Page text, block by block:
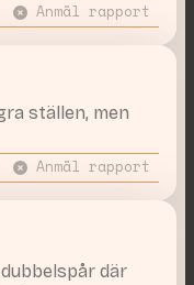
Anmäl rapport
ställen, men
Anmäl rapport
där